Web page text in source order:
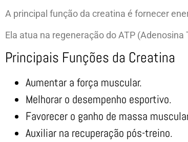
A principal função da creatina é fornecer
Ela atua na regeneração do ATP
Principais Funções da Creatina
Aumentar a força muscular.
Melhorar o desempenho esportivo.
Favorecer o ganho de massa
Auxiliar na recuperação pós-treino.